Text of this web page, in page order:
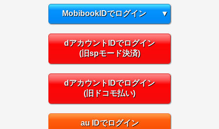
MobibookIDでログイン ▼
dアカウントIDでログイン
(旧spモード決済)
dアカウントIDでログイン
(旧ドコモ払い)
au IDでログイン